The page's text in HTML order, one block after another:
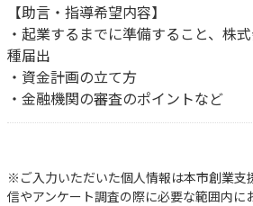
【助言・指導希望内容】
・起業するまでに準備すること、株
種届出
・資金計画の立て方
・金融機関の審査のポイントなど
※ご入力いただいた個人情報は本市創業支
信やアンケート調査の際に必要な範囲内に